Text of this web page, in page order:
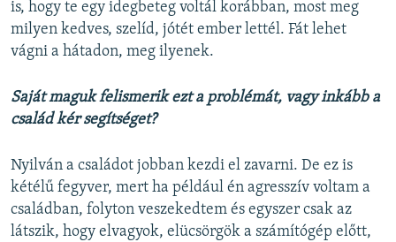
is, hogy te egy idegbeteg voltál korábban, most meg
milyen kedves, szelíd, jótét ember lettél. Fát lehet
vágni a hátadon, meg ilyenek.
Saját maguk felismerik ezt a problémát, vagy inkább a
család kér segítséget?
Nyilván a családot jobban kezdi el zavarni. De ez is
kétélű fegyver, mert ha például én agresszív voltam a
családban, folyton veszekedtem és egyszer csak az
látszik, hogy elvagyok, elücsörgök a számítógép előtt,